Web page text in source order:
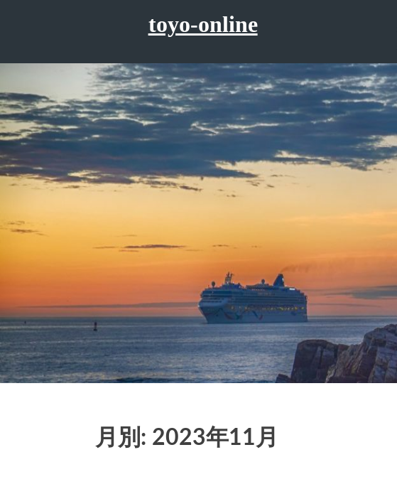
へ
ス
キ
ッ
プ
toyo-online
月別: 2023年11月